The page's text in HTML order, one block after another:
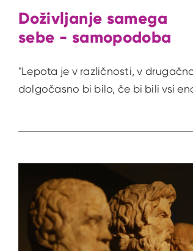
Doživljanje samega
sebe - samopodoba
"Lepota je v različnosti, v
dolgočasno bi bilo, če bi bili vsi